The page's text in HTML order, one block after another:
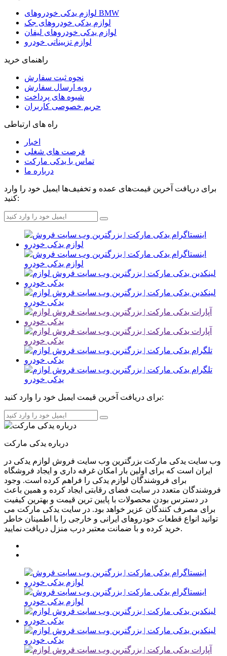
لوازم یدکی خودروهای BMW
لوازم یدکی خودروهای جک
لوازم یدکی خودروهای لیفان
لوازم تزییناتی خودرو
راهنمای خرید
نحوه ثبت سفارش
رویه ارسال سفارش
شیوه های پرداخت
حریم خصوصی کاربران
راه های ارتباطی
اخبار
فرصت های شغلی
تماس با یدکی مارکت
درباره ما
برای دریافت آخرین قیمت‌های عمده و تخفیف‌ها ایمیل خود را وارد
کنید:
برای دریافت آخرین قیمت ایمیل خود را وارد کنید:
درباره یدکی مارکت
وب سایت یدکی مارکت بزرگترین وب سایت فروش لوازم یدکی در
ایران است که برای اولین بار امکان غرفه داری و ایجاد فروشگاه
برای فروشندگان لوازم یدکی را فراهم کرده است. وجود
فروشندگان متعدد در سایت فضای رقابتی ایجاد کرده و همین باعث
در دسترس بودن محصولات با پایین ترین قیمت و بهترین کیفیت
برای مصرف کنندگان عزیر خواهد بود. در سایت یدکی مارکت می
توانید انواع قطعات خودروهای ایرانی و خارجی را با اطمینان خاطر
خرید کرده و با ضمانت معتبر درب منزل دریافت نمایید.